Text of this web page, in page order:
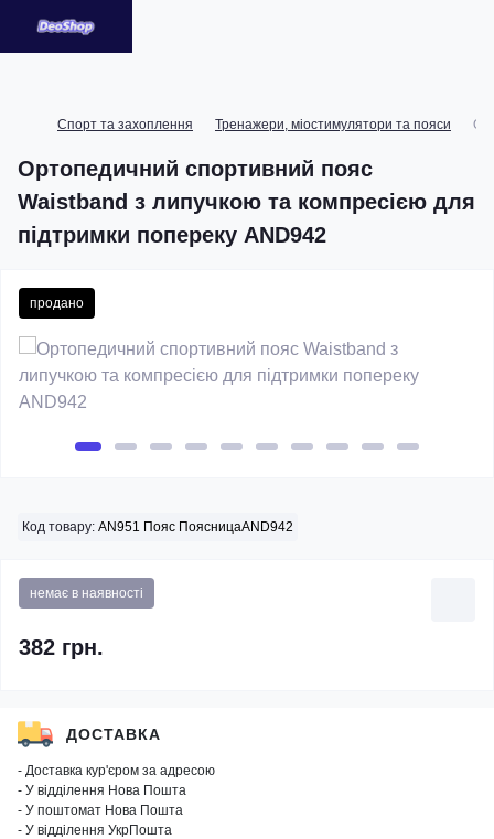
Спорт та захоплення Тренажери, міостимулятори та пояси
Ортопедичний спортивний пояс
Waistband з липучкою та компресією для
підтримки попереку AND942
продано
Код товару: AN951 Пояс ПоясницаAND942
немає в наявності
382 грн.
ДОСТАВКА
- Доставка кур'єром за адресою
- У відділення Нова Пошта
- У поштомат Нова Пошта
- У відділення УкрПошта